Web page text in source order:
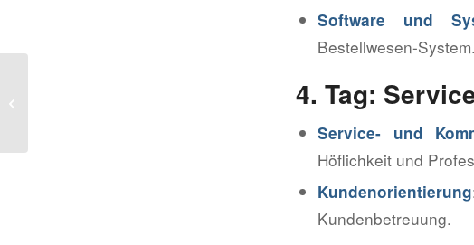
Software und
Bestellwesen-System.
4. Tag:
Service- und
Höflichkeit und
Kundenorientierung
Kundenbetreuung.